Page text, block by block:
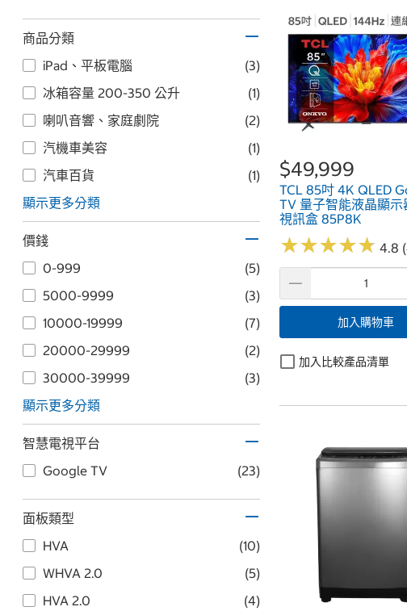
商品分類
iPad、平板電腦
(3)
冰箱容量 200-350 公升
(1)
喇叭音響、家庭劇院
(2)
汽機車美容
(1)
汽車百貨
(1)
顯示更多分類
價錢
0-999
(5)
5000-9999
(3)
10000-19999
(7)
20000-29999
(2)
30000-39999
(3)
顯示更多分類
智慧電視平台
Google TV
(23)
面板類型
HVA
(10)
WHVA 2.0
(5)
HVA 2.0
(4)
$49,999
TCL 85吋 4K QLED
TV 量子智能液晶顯示
視訊盒 85P8K
★★★★★
★★★★★ 4.8
加入購物車
加入比較產品清單